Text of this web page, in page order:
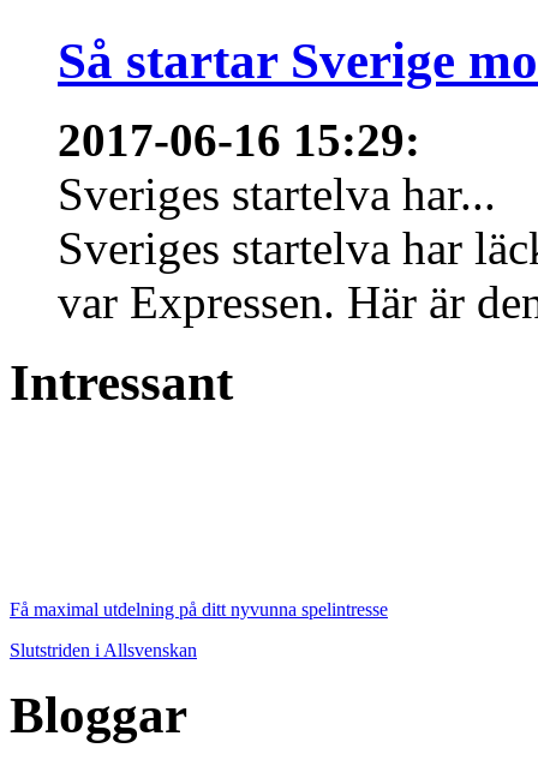
Så startar Sverige
2017-06-16 15:29:
Sveriges startelva har...
Sveriges startelva har
var Expressen. Här är
Intressant
Få maximal utdelning på ditt nyvunna spelintresse
Slutstriden i Allsvenskan
Bloggar